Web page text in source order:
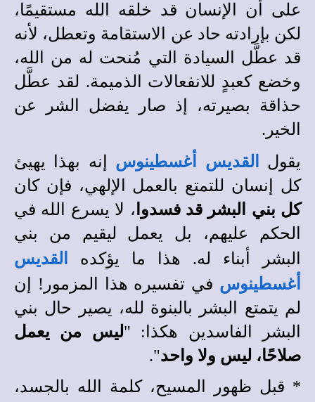
على أن الإنسان قد خلقه الله مستقيمًا،
لكن بإرادته حاد عن الاستقامة وتعطل، لأنه
قد عطَّل السيادة التي مُنحت له من الله،
وخضع كعبدٍ للانفعالات الذميمة. لقد عطَّل
حذاقة بصيرته، إذ صار يفضل الشر عن
الخير.
يقول
القديس أغسطينوس إنه بهذا يهيئ
كل إنسان للتمتع بالعمل الإلهي، فإن كان
كل بني البشر قد فسدوا ، لا يسرع الله في
الحكم عليهم، بل يعمل ليقيم من بني
البشر أبناء له. هذا ما يؤكده
القديس
أغسطينوس في تفسيره هذا المزمور! إن
لم يتمتع البشر بالبنوة لله، يصير حال بني
البشر الفاسدين هكذا: "ليس من يعمل
صلاحًا، ليس ولا واحد".
* قبل ظهور المسيح، كلمة الله بالجسد،